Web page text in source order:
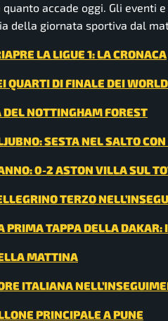
accade oggi. Gli
della giornata sportiva dal
LA LIGUE 1: LA CRONACA
QUARTI DI FINALE DEI
DEL NOTTINGHAM FOREST
SESTA NEL SALTO CON
0-2 ASTON VILLA SUL
TERZO
PRIMA TAPPA DELLA DAKAR:
MATTINA
ITALIANA
PRINCIPALE A PUNE